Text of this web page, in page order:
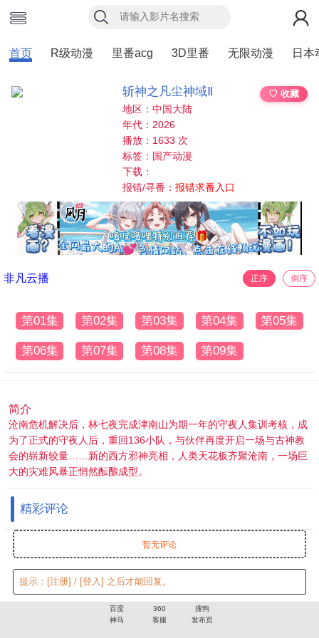
首页 R级动漫 里番acg 3D里番 无限动漫 日本
斩神之凡尘神域Ⅱ
♡ 收藏
地区：中国大陆
年代：2026
播放：1633 次
标签：国产动漫
下载：
报错/寻番：报错求番入口
非凡云播 正序 倒序
第01集 第02集 第03集 第04集 第05集
第06集 第07集 第08集 第09集
简介
沧南危机解决后，林七夜完成津南山为期一年的守夜人集训考核，成
为了正式的守夜人后，重回136小队，与伙伴再度开启一场与古神教
会的崭新较量……新的西方邪神亮相，人类天花板齐聚沧南，一场巨
大的灾难风暴正悄然酝酿成型。
精彩评论
暂无评论
提示： [注册] / [登入] 之后才能回复。
百度 360
搜狗
神马
客服 发布页